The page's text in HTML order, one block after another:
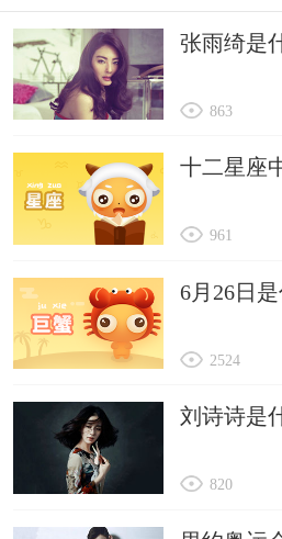
张雨绮是
863
十二星座
961
6月26日
2524
刘诗诗是
820